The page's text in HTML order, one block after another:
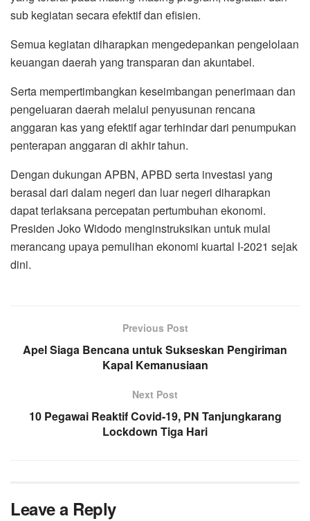
sub kegiatan secara efektif dan efisien.
Semua kegiatan diharapkan mengedepankan pengelolaan
keuangan daerah yang transparan dan akuntabel.
Serta mempertimbangkan keseimbangan penerimaan dan
pengeluaran daerah melalui penyusunan rencana
anggaran kas yang efektif agar terhindar dari penumpukan
penterapan anggaran di akhir tahun.
Dengan dukungan APBN, APBD serta investasi yang
berasal dari dalam negeri dan luar negeri diharapkan
dapat terlaksana percepatan pertumbuhan ekonomi.
Presiden Joko Widodo menginstruksikan untuk mulai
merancang upaya pemulihan ekonomi kuartal I-2021 sejak
dini.
Previous Post
Apel Siaga Bencana untuk Sukseskan Pengiriman
Kapal Kemanusiaan
Next Post
10 Pegawai Reaktif Covid-19, PN Tanjungkarang
Lockdown Tiga Hari
Leave a Reply